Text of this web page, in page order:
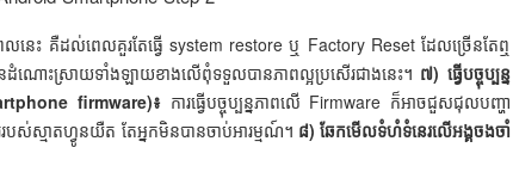
េលនេះ គឺដល់ពេលគួរតែធ្វើ system restore ឬ Factory Reset ដែលច្រើនតែឮ
ណោះស្រាយទាំងឡាយខាងលើពុំទទួលបានភាពល្អប្រសើរជាងនេះ។ ៧) ធ្វើបច្ចុប្បន្ន
firmware)៖ការធ្វើបច្ចុប្បន្នភាពលើ Firmware ក៏អាចជួសជុលបញ្ហា
ស់ស្មាតហ្វូនយឺត តែអ្នកមិនបានចាប់អារម្មណ៍។ ៨) ឆែកមើលទំហំទំនេរលើអង្គចងចាំ